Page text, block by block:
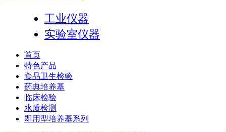
工业仪器
实验室仪器
首页
特色产品
食品卫生检验
药典培养基
临床检验
水质检测
即用型培养基系列